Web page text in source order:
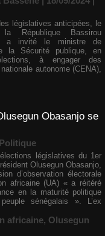
législatives anticipées, le
République Bassirou
a invité le ministre de
la Sécurité publique, en
à engager des
autonome (CENA),
Obasanjo se
Politique
législatives du 1er
Olusegun Obasanjo,
d’observation électorale
africaine (UA) « a réitéré
en la maturité politique
sénégalais ». L’ex
africaine, Olusegun